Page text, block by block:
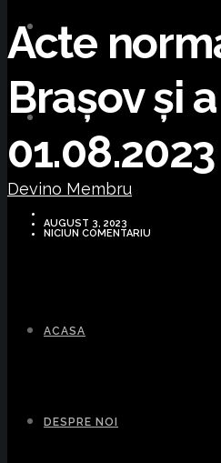
Devino Membru
ACASA
DESPRE NOI
Acte
Brașov și
01.08.2023
AUGUST 3, 2023
NICIUN COMENTARIU